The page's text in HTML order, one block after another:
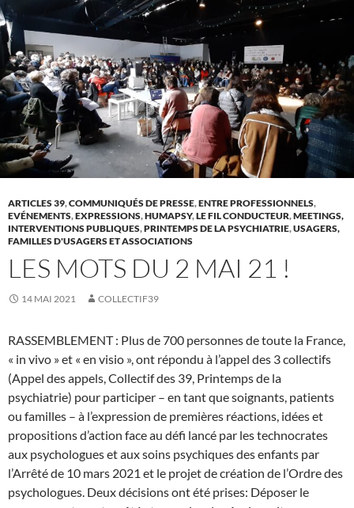
ARTICLES 39,COMMUNIQUÉS DE PRESSE,ENTRE PROFESSIONNELS,
EVÉNEMENTS,EXPRESSIONS,HUMAPSY,LE FIL CONDUCTEUR,MEETINGS,
INTERVENTIONS PUBLIQUES,PRINTEMPS DE LA PSYCHIATRIE,USAGERS,
FAMILLES D'USAGERS ET ASSOCIATIONS
LES MOTS DU 2 MAI 21 !
14 MAI 2021 COLLECTIF39
RASSEMBLEMENT : Plus de 700 personnes de toute la France,
« in vivo » et « en visio », ont répondu à l’appel des 3 collectifs
(Appel des appels, Collectif des 39, Printemps de la
psychiatrie) pour participer – en tant que soignants, patients
ou familles – à l’expression de premières réactions, idées et
propositions d’action face au défi lancé par les technocrates
aux psychologues et aux soins psychiques des enfants par
l’Arrêté de 10 mars 2021 et le projet de création de l’Ordre des
psychologues. Deux décisions ont été prises: Déposer le